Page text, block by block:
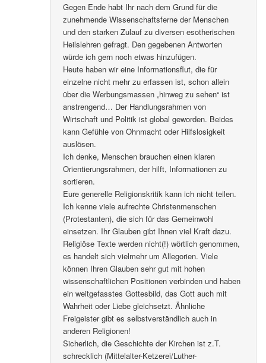
Gegen Ende habt Ihr nach dem Grund für die
zunehmende Wissenschaftsferne der Menschen
und den starken Zulauf zu diversen esotherischen
Heilslehren gefragt. Den gegebenen Antworten
würde ich gern noch etwas hinzufügen.
Heute haben wir eine Informationsflut, die für
einzelne nicht mehr zu erfassen ist, schon allein
über die Werbungsmassen „hinweg zu sehen“ ist
anstrengend… Der Handlungsrahmen von
Wirtschaft und Politik ist global geworden. Beides
kann Gefühle von Ohnmacht oder Hilfslosigkeit
auslösen.
Ich denke, Menschen brauchen einen klaren
Orientierungsrahmen, der hilft, Informationen zu
sortieren.
Eure generelle Religionskritik kann ich nicht teilen.
Ich kenne viele aufrechte Christenmenschen
(Protestanten), die sich für das Gemeinwohl
einsetzen. Ihr Glauben gibt Ihnen viel Kraft dazu.
Religiöse Texte werden nicht(!) wörtlich genommen,
es handelt sich vielmehr um Allegorien. Viele
können Ihren Glauben sehr gut mit hohen
wissenschaftlichen Positionen verbinden und haben
ein weitgefasstes Gottesbild, das Gott auch mit
Wahrheit oder Liebe gleichsetzt. Ähnliche
Freigeister gibt es selbstverständlich auch in
anderen Religionen!
Sicherlich, die Geschichte der Kirchen ist z.T.
schrecklich (Mittelalter-Ketzerei/Luther-